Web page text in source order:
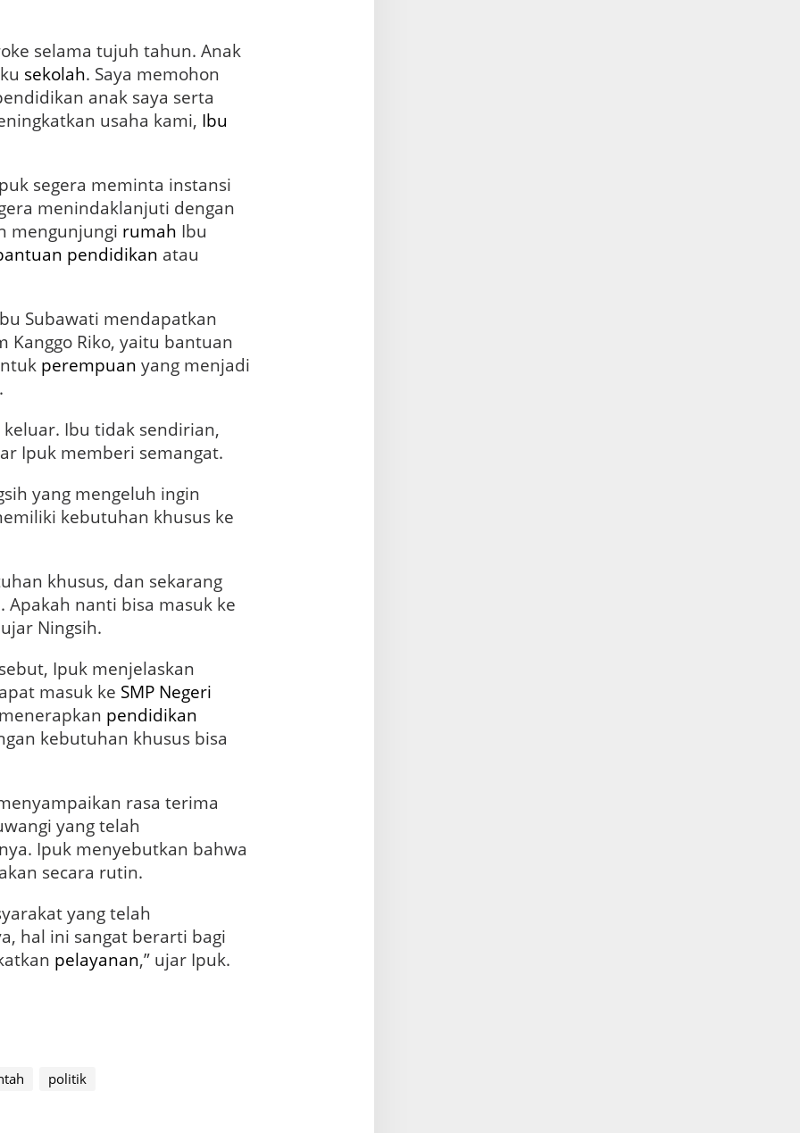
selama tujuh tahun. Anak
sekolah. Saya memohon
anak saya serta
usaha kami, Ibu
segera meminta instansi
menindaklanjuti dengan
mengunjungi rumah Ibu
pendidikan atau
Subawati mendapatkan
Kanggo Riko, yaitu bantuan
perempuan yang menjadi
keluar. Ibu tidak sendirian,
Ipuk memberi semangat.
yang mengeluh ingin
kebutuhan khusus ke
khusus, dan sekarang
. Apakah nanti bisa masuk ke
ujar Ningsih.
Ipuk menjelaskan
masuk ke SMP Negeri
pendidikan
kebutuhan khusus bisa
rasa terima
yang telah
Ipuk menyebutkan bahwa
secara rutin.
yang telah
hal ini sangat berarti bagi
pelayanan,” ujar Ipuk.
politik